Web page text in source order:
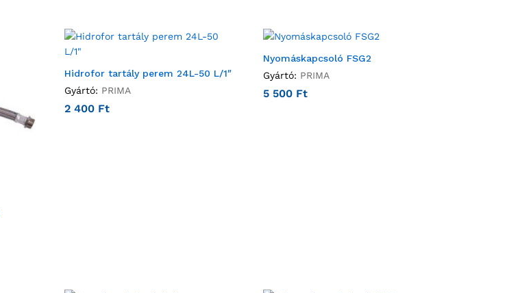
Hidrofor tartály perem 24L-50 L/1″
Gyártó: PRIMA
2 400 Ft
Nyomáskapcsoló FSG2
Gyártó: PRIMA
5 500 Ft